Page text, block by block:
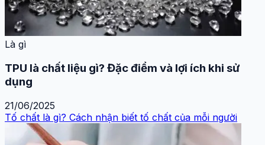
Là gì
TPU là chất liệu gì? Đặc điểm và lợi ích khi sử
dụng
21/06/2025
Tố chất là gì? Cách nhận biết tố chất của mỗi người